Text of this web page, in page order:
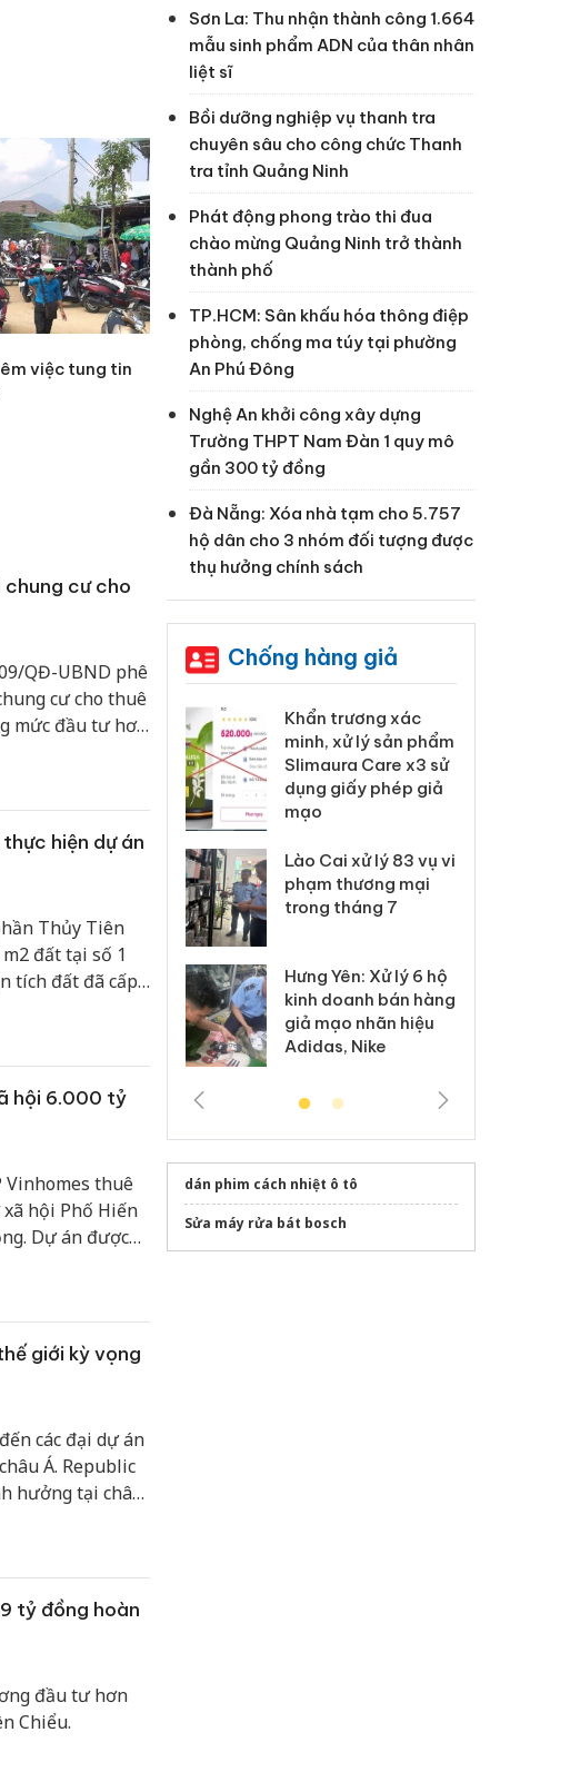
việc tung tin
chung cư cho
QĐ-UBND phê
cư cho thuê
mức đầu tư hơn
hiện dự án
Thủy Tiên
đất tại số 1
tích đất đã cấp
hội 6.000 tỷ
Vinhomes thuê
hội Phố Hiến
Dự án được
giới kỳ vọng
các đại dự án
Á. Republic
hưởng tại châu
và sự bền vững?
tỷ đồng hoàn
đầu tư hơn
Chiểu.
Sơn La: Thu nhận thành công 1.664
mẫu sinh phẩm ADN của thân nhân
liệt sĩ
Bồi dưỡng nghiệp vụ thanh tra
chuyên sâu cho công chức Thanh
tra tỉnh Quảng Ninh
Phát động phong trào thi đua
chào mừng Quảng Ninh trở thành
thành phố
TP.HCM: Sân khấu hóa thông điệp
phòng, chống ma túy tại phường
An Phú Đông
Nghệ An khởi công xây dựng
Trường THPT Nam Đàn 1 quy mô
gần 300 tỷ đồng
Đà Nẵng: Xóa nhà tạm cho 5.757
hộ dân cho 3 nhóm đối tượng được
thụ hưởng chính sách
Chống hàng giả
Cà Mau: Tiêu hủy
kinh doanh
bán yến sào giả
Thanh Hóa: Tìm bị
Khẩn trương xác
minh, xử lý sản phẩm
Slimaura Care x3 sử
dụng giấy phép giả
mạo
Lào Cai xử lý 83 vụ vi
phạm thương mại
trong tháng 7
Hưng Yên: Xử lý 6 hộ
kinh doanh bán hàng
giả mạo nhãn hiệu
Adidas, Nike
dán phim cách nhiệt ô tô
Sửa máy rửa bát bosch